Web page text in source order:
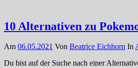
10 Alternativen zu
Am 06.05.2021 Von Beatrice Eichhorn In
Du bist auf der Suche nach einer